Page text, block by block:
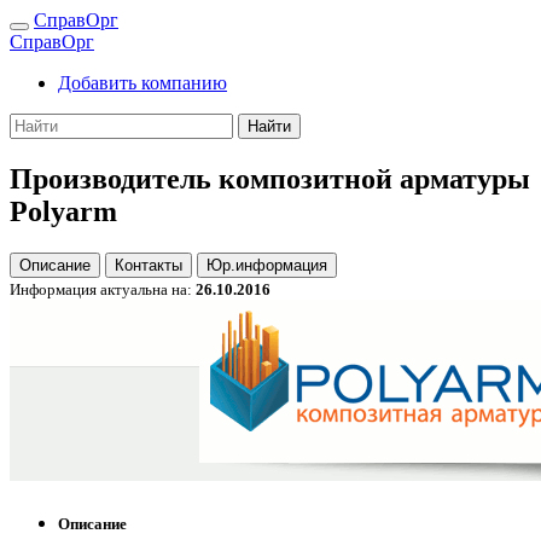
СправОрг
СправОрг
Добавить компанию
Найти
Производитель композитной арматуры
Polyarm
Описание Контакты
Юр.информация
Информация актуальна на: 26.10.2016
Описание